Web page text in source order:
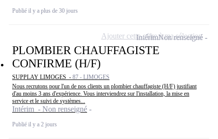
Publié il y a plus de 30 jours
PLOMBIER CHAUFFAGISTE
CONFIRME (H/F)
SUPPLAY LIMOGES - 87 - LIMOGES
Nous recrutons pour l'un de nos clients un plombier chauffagiste (H/F) justifiant
d'au moins 3 ans d'expérience. Vous interviendrez sur l'installation, la mise en
service et le suivi de systèmes...
Intérim - Non renseigné
Publié il y a 2 jours
IntérimNon renseigné
Ajouter cette offre à ma sélection